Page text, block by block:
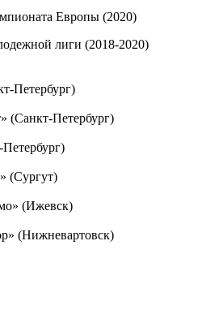
Европы (2020)
лиги (2018-2020)
Петербург)
(Санкт-Петербург)
(Сургут)
(Ижевск)
(Нижневартовск)